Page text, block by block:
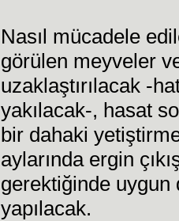
Nasıl mücadele
görülen meyveler
uzaklaştırılacak -
yakılacak-, hasat
bir dahaki
aylarında ergin
gerektiğinde
yapılacak.